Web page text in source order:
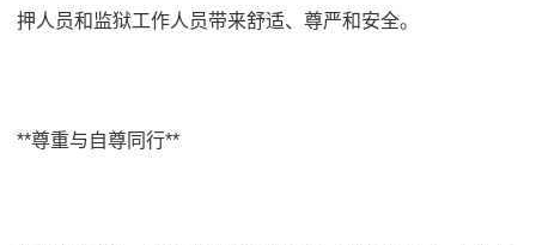
押人员和监狱工作人员带来舒适、尊严和安全。
**尊重与自尊同行**